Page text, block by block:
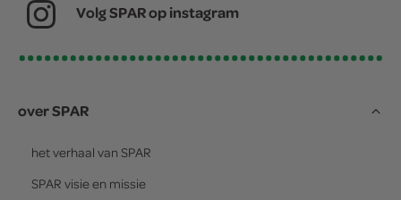
Volg SPAR op instagram
over SPAR
het verhaal van SPAR
SPAR visie en missie